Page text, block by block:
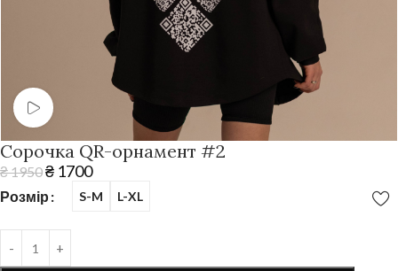
Як працює QR
Cорочка QR-орнамент #2
₴1950₴ 1700
Розмір S-M L-XL